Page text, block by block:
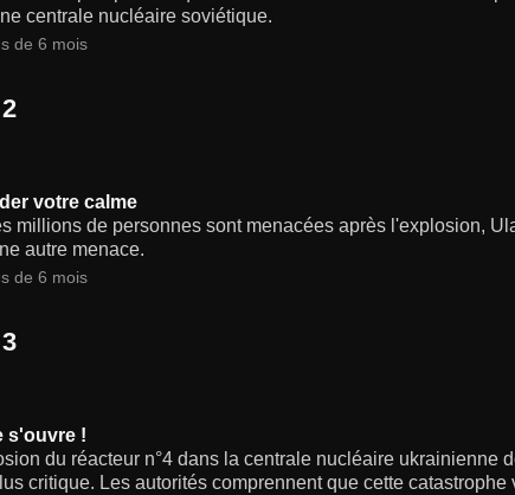
centrale nucléaire soviétique.
de 6 mois
votre calme
millions de personnes sont menacées après l'explosion,
autre menace.
de 6 mois
s'ouvre !
du réacteur n°4 dans la centrale nucléaire ukrainienne
critique. Les autorités comprennent que cette catastrophe